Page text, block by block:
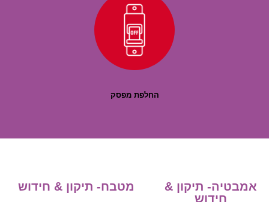
החלפת מפסק
אמבטיה- תיקון &
חידוש
מטבח- תיקון & חידוש